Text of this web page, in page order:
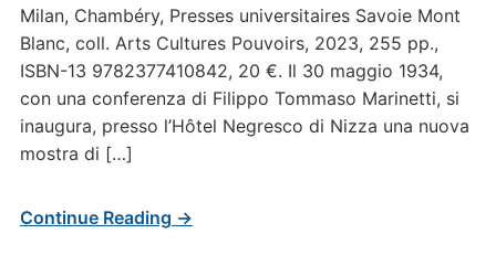
Milan, Chambéry, Presses universitaires Savoie Mont
Blanc, coll. Arts Cultures Pouvoirs, 2023, 255 pp.,
ISBN-13 9782377410842, 20 €. Il 30 maggio 1934,
con una conferenza di Filippo Tommaso Marinetti, si
inaugura, presso l’Hôtel Negresco di Nizza una nuova
mostra di […]
Continue Reading →